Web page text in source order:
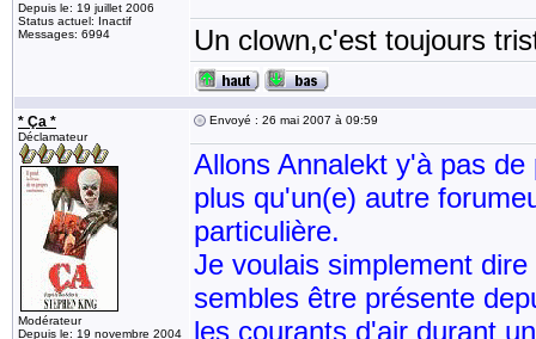
Depuis le: 19 juillet 2006
Status actuel: Inactif
Messages: 6994
Un clown,c'est toujours
* Ça *
Déclamateur
Modérateur
Depuis le: 19 novembre 2004
Envoyé : 26 mai 2007 à 09:59
Allons Annalekt y'à pas
plus qu'un(e) autre
particulière.
Je voulais simplement
sembles être présente
les courants d'air durant